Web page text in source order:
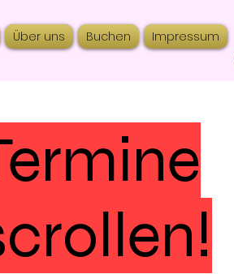
Über uns Buchen Impressum